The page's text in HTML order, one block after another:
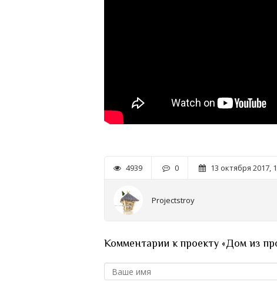
4939 0 13 октября 2017,
Projectstroy
Комментарии к проекту «Дом из